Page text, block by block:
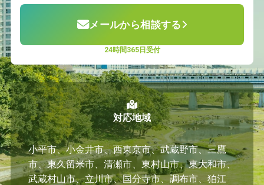
メールから相談する
24時間365日受付
対応地域
小平市、小金井市、西東京市、武蔵野市、三鷹
市、東久留米市、清瀬市、東村山市、東大和市、
武蔵村山市、立川市、国分寺市、調布市、狛江